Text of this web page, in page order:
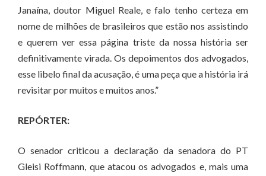
Janaína, doutor Miguel Reale, e falo tenho certeza em
nome de milhões de brasileiros que estão nos assistindo
e querem ver essa página triste da nossa história ser
definitivamente virada. Os depoimentos dos advogados,
esse libelo final da acusação, é uma peça que a história irá
revisitar por muitos e muitos anos.”
REPÓRTER:
O senador criticou a declaração da senadora do PT
Gleisi Roffmann, que atacou os advogados e, mais uma